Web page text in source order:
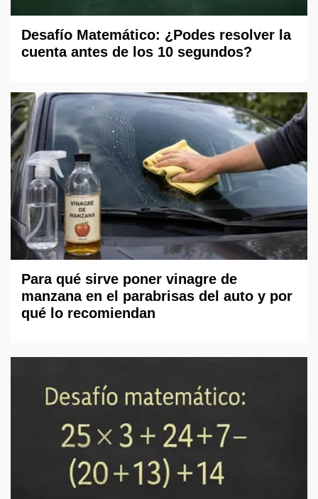
Desafío Matemático: ¿Podes resolver la
cuenta antes de los 10 segundos?
Para qué sirve poner vinagre de
manzana en el parabrisas del auto y por
qué lo recomiendan